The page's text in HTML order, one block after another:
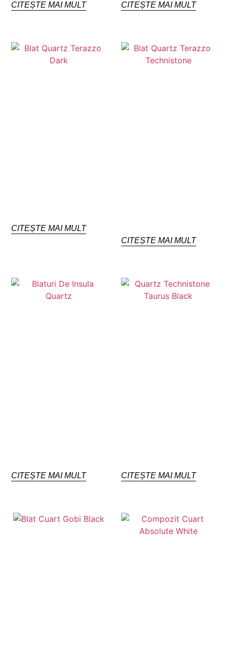
CITEȘTE MAI MULT CITEȘTE MAI MULT
CITEȘTE MAI MULT
CITEȘTE MAI MULT
CITEȘTE MAI MULT CITEȘTE MAI MULT